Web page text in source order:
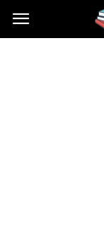
Pouczyc.pl